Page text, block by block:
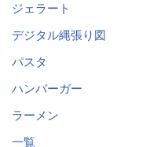
ジェラート
デジタル縄張り図
パスタ
ハンバーガー
ラーメン
一覧